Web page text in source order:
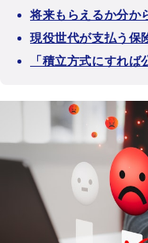
将来もらえるか分か
現役世代が支払う保
「積立方式にすれ